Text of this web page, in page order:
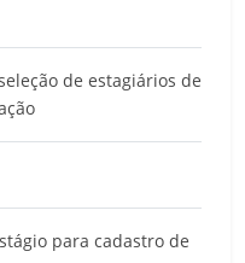
de estagiários de
para cadastro de